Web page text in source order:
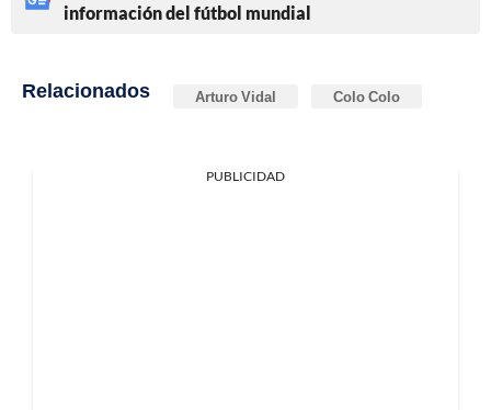
información del fútbol mundial
Relacionados Arturo Vidal Colo Colo
PUBLICIDAD